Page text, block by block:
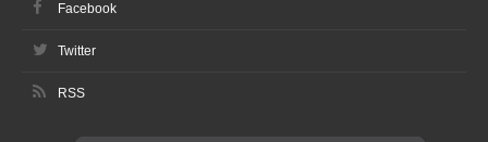
Facebook
Twitter
RSS